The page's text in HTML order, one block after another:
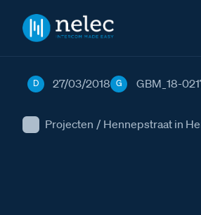
Projecten / Hennepstraat in
D 27/03/2018 G GBM_18-